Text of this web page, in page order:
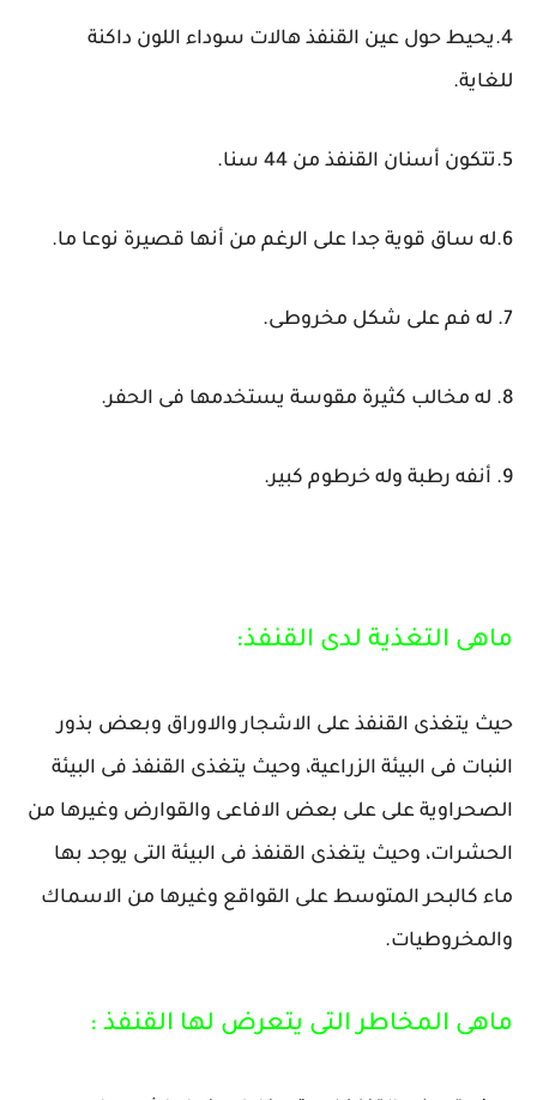
4.يحيط حول عين القنفذ هالات سوداء اللون داكنة
للغاية.
5.تتكون أسنان القنفذ من 44 سنا.
6.له ساق قوية جدا على الرغم من أنها قصيرة نوعا ما.
7. له فم على شكل مخروطى.
8. له مخالب كثيرة مقوسة يستخدمها فى الحفر.
9. أنفه رطبة وله خرطوم كبير.
ماهى التغذية لدى القنفذ:
حيث يتغذى القنفذ على الاشجار والاوراق وبعض بذور
النبات فى البيئة الزراعية، وحيث يتغذى القنفذ فى البيئة
الصحراوية على على بعض الافاعى والقوارض وغيرها من
الحشرات، وحيث يتغذى القنفذ فى البيئة التى يوجد بها
ماء كالبحر المتوسط على القواقع وغيرها من الاسماك
والمخروطيات.
ماهى المخاطر التى يتعرض لها القنفذ :